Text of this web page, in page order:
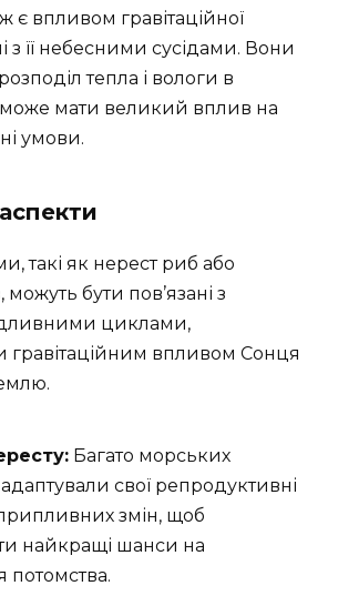
є впливом гравітаційної
з її небесними сусідами. Вони
тепла і вологи в
мати великий вплив на
умови.
такі як нерест риб або
можуть бути пов’язані з
циклами,
впливом Сонця
Багато морських
адаптували свої репродуктивні
змін, щоб
найкращі шанси на